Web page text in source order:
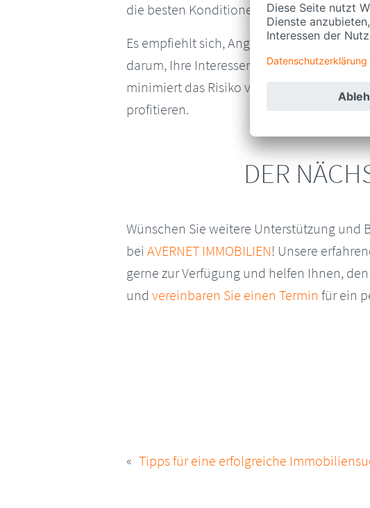
die besten Konditionen und Zinssätze für
Es empfiehlt sich, Angebote von
darum, Ihre Interessen zu wahren und
minimiert das Risiko von
profitieren.
DER
Wünschen Sie weitere Unterstützung
bei AVERNET IMMOBILIEN! Unsere
gerne zur Verfügung und helfen Ihnen,
und vereinbaren Sie einen Termin für ein
Tipps für eine erfolgreiche